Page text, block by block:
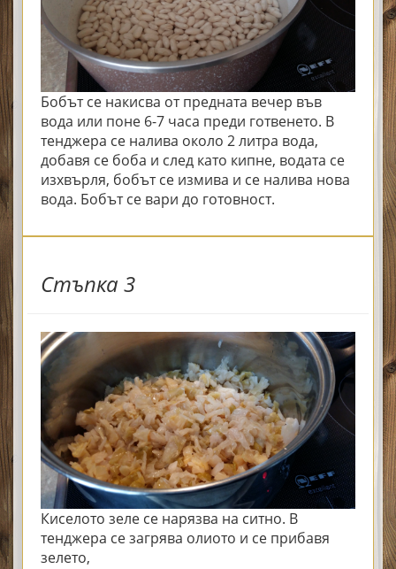
Бобът се накисва от предната вечер във
вода или поне 6-7 часа преди готвенето. В
тенджера се налива около 2 литра вода,
добавя се боба и след като кипне, водата се
изхвърля, бобът се измива и се налива нова
вода. Бобът се вари до готовност.
Стъпка 3
Киселото зеле се нарязва на ситно. В
тенджера се загрява олиото и се прибавя
зелето,